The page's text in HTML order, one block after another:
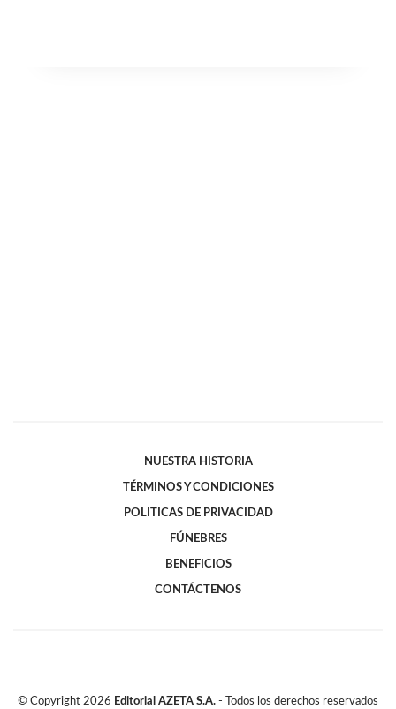
NUESTRA HISTORIA
TÉRMINOS Y CONDICIONES
POLITICAS DE PRIVACIDAD
FÚNEBRES
BENEFICIOS
CONTÁCTENOS
© Copyright 2026 Editorial AZETA S.A. - Todos los derechos reservados